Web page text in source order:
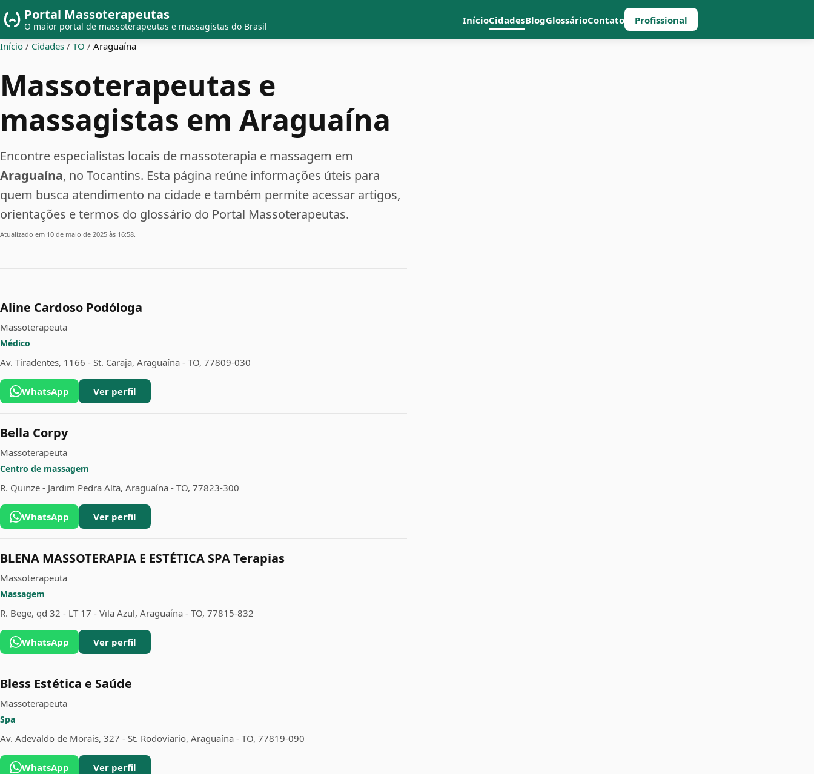
Portal Massoterapeutas
O maior portal de massoterapeutas e massagistas do Brasil
InícioCidadesBlogGlossárioContato Profissional
Início / Cidades / TO / Araguaína
Massoterapeutas e
massagistas em Araguaína
Encontre especialistas locais de massoterapia e massagem em
Araguaína, no Tocantins. Esta página reúne informações úteis para
quem busca atendimento na cidade e também permite acessar artigos,
orientações e termos do glossário do Portal Massoterapeutas.
Atualizado em 10 de maio de 2025 às 16:58.
Aline Cardoso Podóloga
Massoterapeuta
Médico
Av. Tiradentes, 1166 - St. Caraja, Araguaína - TO, 77809-030
WhatsApp Ver perfil
Bella Corpy
Massoterapeuta
Centro de massagem
R. Quinze - Jardim Pedra Alta, Araguaína - TO, 77823-300
WhatsApp Ver perfil
BLENA MASSOTERAPIA E ESTÉTICA SPA Terapias
Massoterapeuta
Massagem
R. Bege, qd 32 - LT 17 - Vila Azul, Araguaína - TO, 77815-832
WhatsApp Ver perfil
Bless Estética e Saúde
Massoterapeuta
Spa
Av. Adevaldo de Morais, 327 - St. Rodoviario, Araguaína - TO, 77819-090
WhatsApp Ver perfil